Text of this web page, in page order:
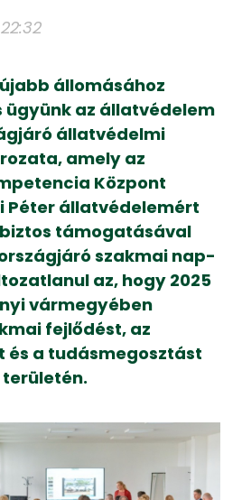
állomásához
ügyünk az állatvédelem
állatvédelmi
amely az
Központ
Péter állatvédelemért
támogatásával
szakmai nap-
az, hogy 2025
vármegyében
fejlődést, az
a tudásmegosztást